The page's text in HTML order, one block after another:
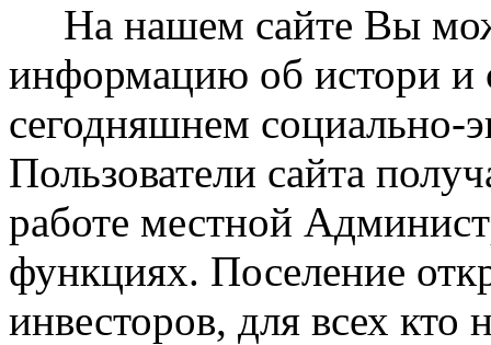
На нашем сайте Вы
информацию об истори и
сегодняшнем социально-
Пользователи сайта
работе местной
функциях. Поселение
инвесторов, для всех кто